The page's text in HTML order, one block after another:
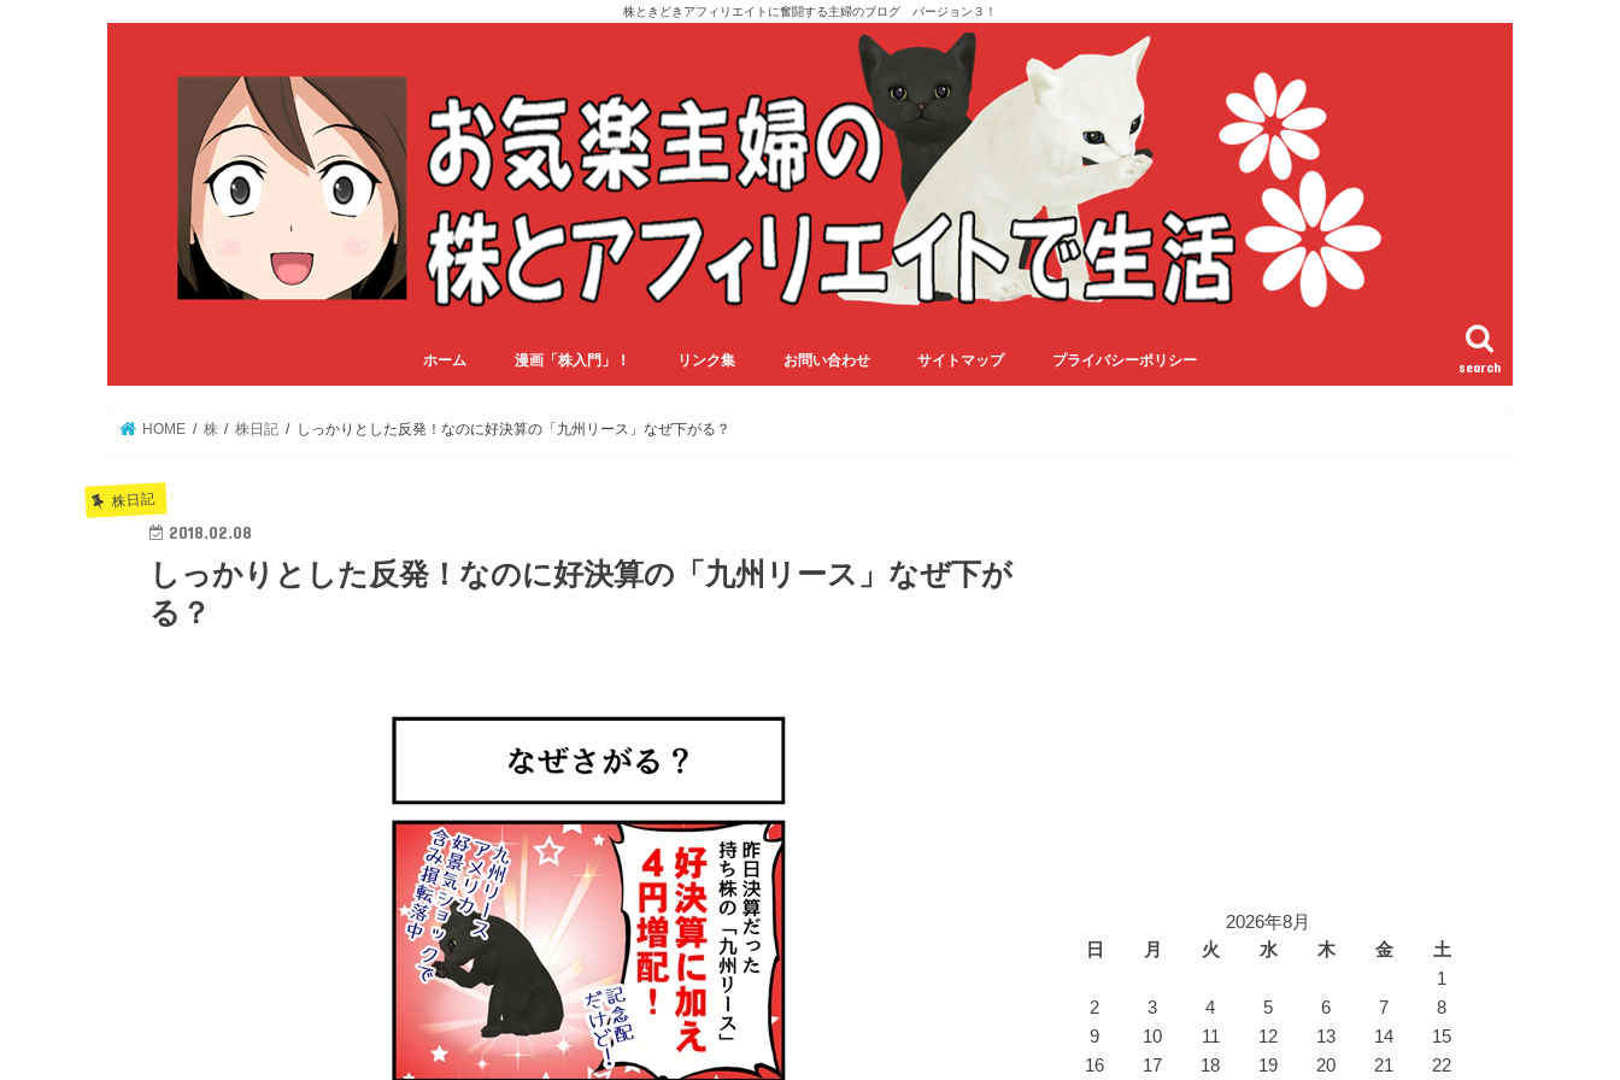
株ときどきアフィリエイトに奮闘する主婦のブログ バージョン３！
search
ホーム 漫画「株入門」！ リンク集 お問い合わせ サイトマップ プライバシーポリシー
HOME 株 株日記 しっかりとした反発！なのに好決算の「九州リース」なぜ下がる？
株日記
2018.02.08
しっかりとした反発！なのに好決算の「九州リース」なぜ下が
る？
2026年8月
日
月 火 水 木 金
土
1
2
3 4 5 6 7
8
9
10 11 12 13 14
15
16
17 18 19 20 21 22